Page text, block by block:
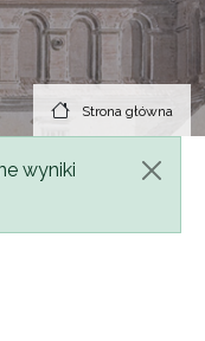
Strona główna
wyniki